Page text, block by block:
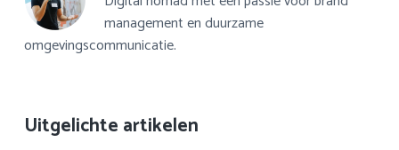
management en duurzame
omgevingscommunicatie.
Primaire
Uitgelichte artikelen